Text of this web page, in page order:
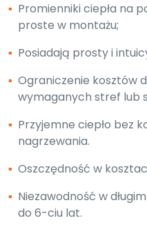
▪ Promienniki ciepła na
proste w montażu;
▪ Posiadają prosty i
▪ Ograniczenie kosztów
wymaganych stref lub
▪ Przyjemne ciepło bez
nagrzewania.
▪ Oszczędność w
▪ Niezawodność w
do 6-ciu lat.